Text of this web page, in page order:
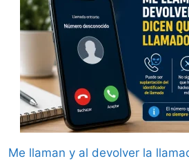
Me llaman y al devolver la